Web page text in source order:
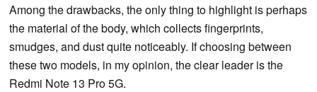
Among the drawbacks, the only thing to highlight is perhaps
the material of the body, which collects fingerprints,
smudges, and dust quite noticeably. If choosing between
these two models, in my opinion, the clear leader is the
Redmi Note 13 Pro 5G.